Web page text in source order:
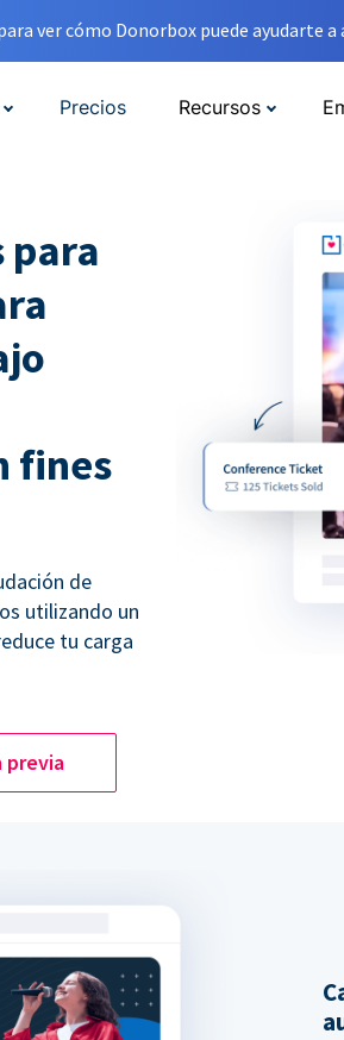
ver cómo Donorbox puede ayudarte
Precios Recursos
para
fines
de
utilizando un
tu carga
previa